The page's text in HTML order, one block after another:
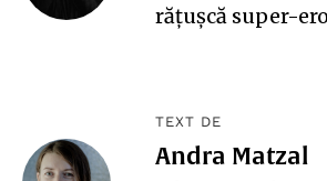
rățușcă super-
TEXT DE
Andra Matzal